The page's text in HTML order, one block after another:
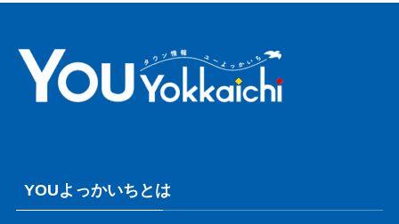
YOUよっかいちとは